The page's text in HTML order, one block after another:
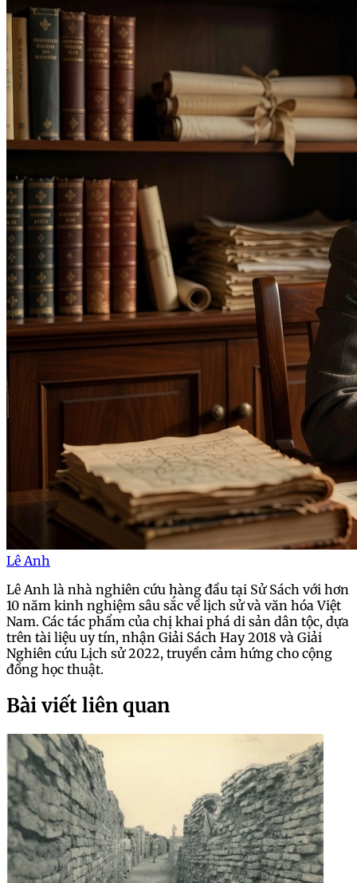
Lê Anh
Lê Anh là nhà nghiên cứu hàng đầu tại Sử Sách với hơn
10 năm kinh nghiệm sâu sắc về lịch sử và văn hóa Việt
Nam. Các tác phẩm của chị khai phá di sản dân tộc, dựa
trên tài liệu uy tín, nhận Giải Sách Hay 2018 và Giải
Nghiên cứu Lịch sử 2022, truyền cảm hứng cho cộng
đồng học thuật.
Bài viết liên quan